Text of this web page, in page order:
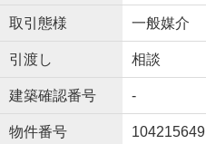
取引態様 一般媒介
引渡し 相談
建築確認番号 -
物件番号 104215649